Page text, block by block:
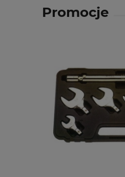
Promocje